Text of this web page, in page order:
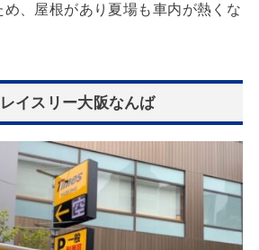
、屋根があり夏場も車内が熱くな
イスリー大阪なんば